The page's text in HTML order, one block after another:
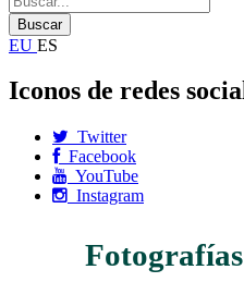
EU ES
Iconos de redes
Twitter
Facebook
YouTube
Instagram